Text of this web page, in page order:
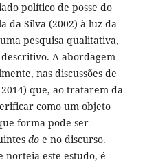
político de posse do
da Silva (2002) à luz da
pesquisa qualitativa,
A abordagem
nas discussões de
que, ao tratarem da
como um objeto
forma pode ser
doe no discurso.
norteia este estudo, é